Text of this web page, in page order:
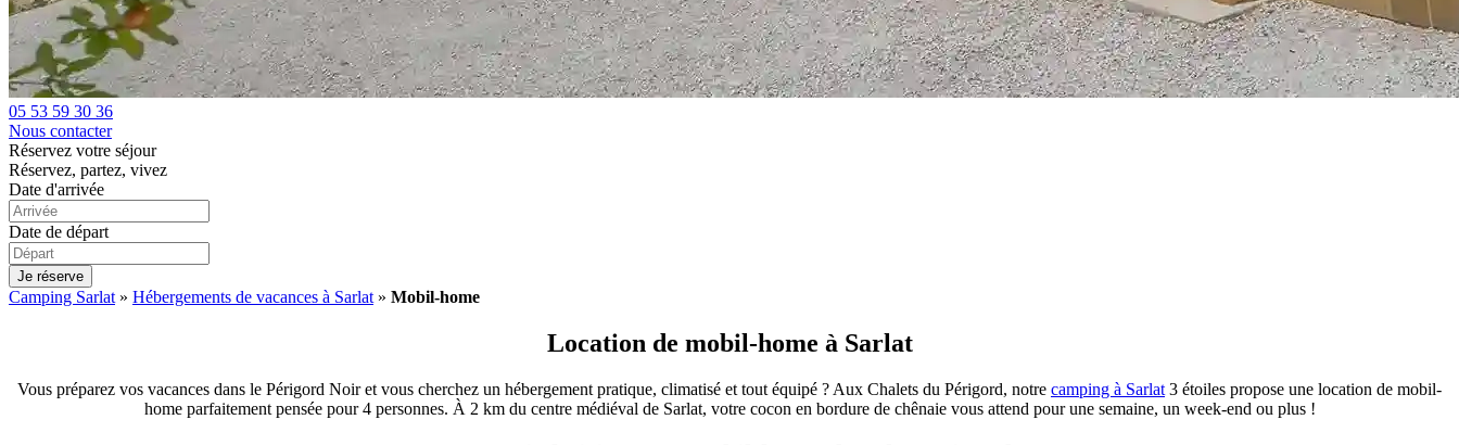
05 53 59 30 36
Nous contacter
Réservez votre séjour
Réservez, partez, vivez
Date d'arrivée
Date de départ
Je réserve
Camping Sarlat » Hébergements de vacances à Sarlat » Mobil-home
Location de mobil-home à Sarlat
Vous préparez vos vacances dans le Périgord Noir et vous cherchez un hébergement pratique, climatisé et tout équipé ? Aux Chalets du Périgord, notre camping à Sarlat 3 étoiles propose une location de mobil-
home parfaitement pensée pour 4 personnes. À 2 km du centre médiéval de Sarlat, votre cocon en bordure de chênaie vous attend pour une semaine, un week-end ou plus !